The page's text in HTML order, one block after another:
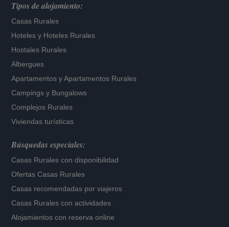
Tipos de alojamiento:
Casas Rurales
Hoteles y Hoteles Rurales
Hostales Rurales
Albergues
Apartamentos yApartamentos Rurales
Campings y Bungalows
Complejos Rurales
Viviendas turísticas
Búsquedas especiales:
Casas Rurales con disponibilidad
Ofertas Casas Rurales
Casas recomendadas por viajeros
Casas Rurales con actividades
Alojamientos con reserva online